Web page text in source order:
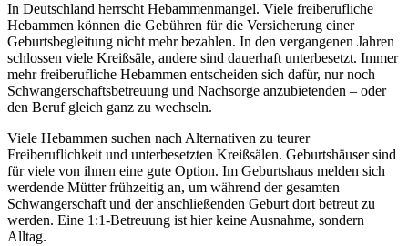
In Deutschland herrscht Hebammenmangel. Viele freiberufliche
Hebammen können die Gebühren für die Versicherung einer
Geburtsbegleitung nicht mehr bezahlen. In den vergangenen Jahren
schlossen viele Kreißsäle, andere sind dauerhaft unterbesetzt. Immer
mehr freiberufliche Hebammen entscheiden sich dafür, nur noch
Schwangerschaftsbetreuung und Nachsorge anzubietenden – oder
den Beruf gleich ganz zu wechseln.
Viele Hebammen suchen nach Alternativen zu teurer
Freiberuflichkeit und unterbesetzten Kreißsälen. Geburtshäuser sind
für viele von ihnen eine gute Option. Im Geburtshaus melden sich
werdende Mütter frühzeitig an, um während der gesamten
Schwangerschaft und der anschließenden Geburt dort betreut zu
werden. Eine 1:1-Betreuung ist hier keine Ausnahme, sondern
Alltag.